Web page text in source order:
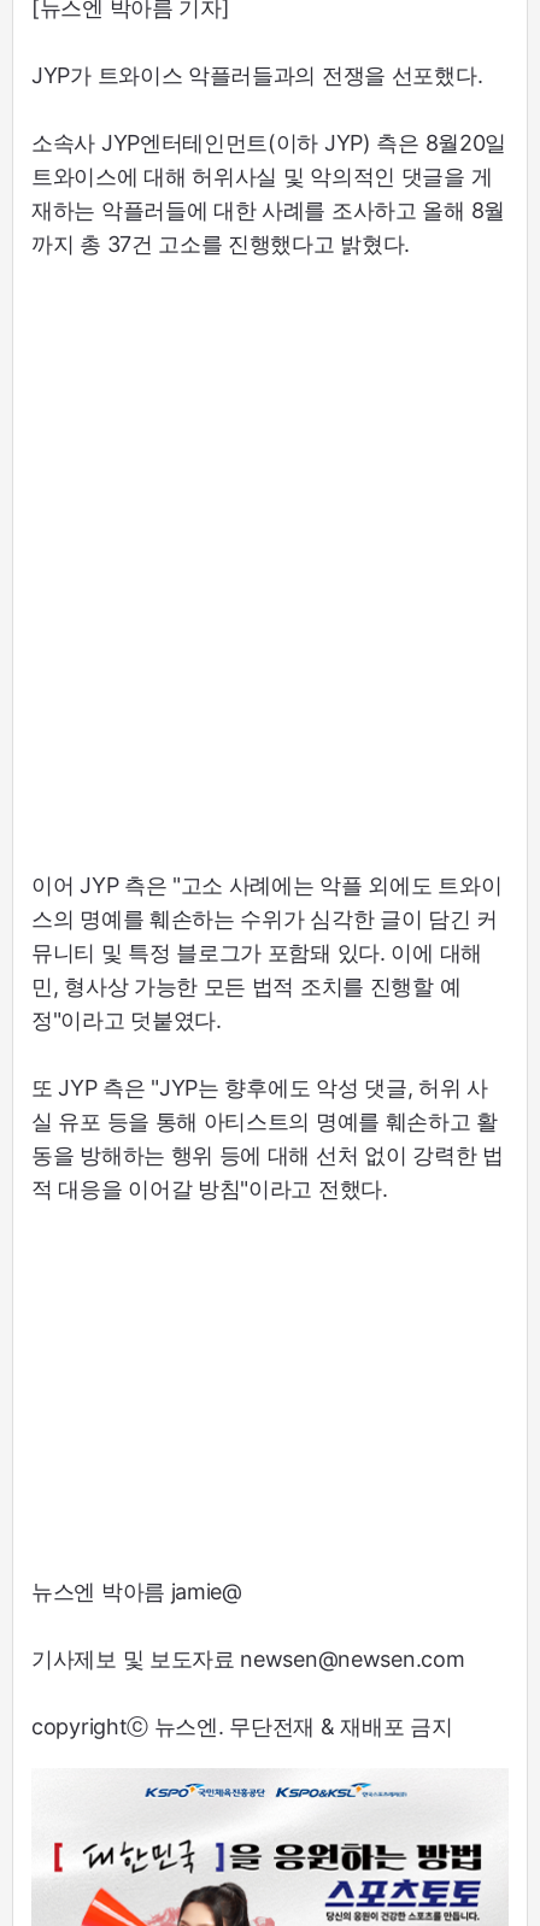
[뉴스엔 박아름 기자]
JYP가 트와이스 악플러들과의 전쟁을 선포했다.
소속사 JYP엔터테인먼트(이하 JYP) 측은 8월20일
트와이스에 대해 허위사실 및 악의적인 댓글을 게
재하는 악플러들에 대한 사례를 조사하고 올해 8월
까지 총 37건 고소를 진행했다고 밝혔다.
이어 JYP 측은 "고소 사례에는 악플 외에도 트와이
스의 명예를 훼손하는 수위가 심각한 글이 담긴 커
뮤니티 및 특정 블로그가 포함돼 있다. 이에 대해
민, 형사상 가능한 모든 법적 조치를 진행할 예
정"이라고 덧붙였다.
또 JYP 측은 "JYP는 향후에도 악성 댓글, 허위 사
실 유포 등을 통해 아티스트의 명예를 훼손하고 활
동을 방해하는 행위 등에 대해 선처 없이 강력한 법
적 대응을 이어갈 방침"이라고 전했다.
뉴스엔 박아름 jamie@
기사제보 및 보도자료 newsen@newsen.com
copyrightⓒ 뉴스엔. 무단전재 & 재배포 금지